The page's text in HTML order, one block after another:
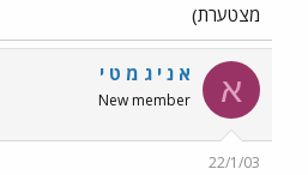
מצטערת)
א א נ י ג מ ט י
New member
22/1/03